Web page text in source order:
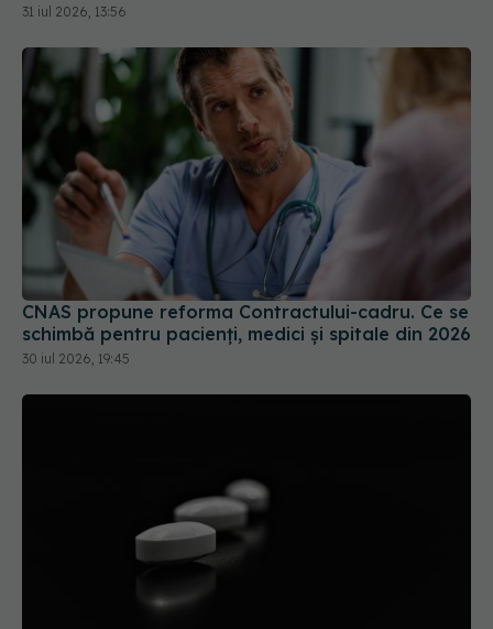
31 iul 2026, 13:56
CNAS propune reforma Contractului-cadru. Ce se
schimbă pentru pacienți, medici și spitale din 2026
30 iul 2026, 19:45